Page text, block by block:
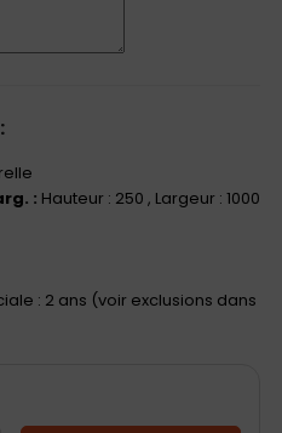
: Hauteur : 250 , Largeur : 1000
: 2 ans (voir exclusions dans